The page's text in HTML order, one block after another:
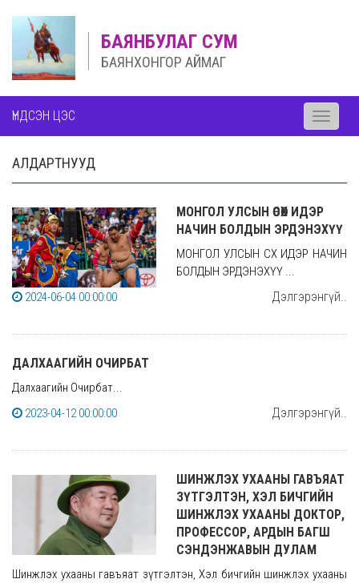
БАЯНБУЛАГ СУМ
БАЯНХОНГОР АЙМАГ
ҮНДСЭН ЦЭС
Toggle
АЛДАРТНУУД
МОНГОЛ УЛСЫН ӨСӨХ ИДЭР
НАЧИН БОЛДЫН ЭРДЭНЭХҮҮ
МОНГОЛ УЛСЫН ӨСӨХ ИДЭР НАЧИН
БОЛДЫН ЭРДЭНЭХҮҮ ...
2024-06-04 00:00:00
Дэлгэрэнгүй..
ДАЛХААГИЙН ОЧИРБАТ
Далхаагийн Очирбат...
2023-04-12 00:00:00
Дэлгэрэнгүй..
ШИНЖЛЭХ УХААНЫ ГАВЪЯАТ
ЗҮТГЭЛТЭН, ХЭЛ БИЧГИЙН
ШИНЖЛЭХ УХААНЫ ДОКТОР,
ПРОФЕССОР, АРДЫН БАГШ
СЭНДЭНЖАВЫН ДУЛАМ
Шинжлэх ухааны гавъяат зүтгэлтэн, Хэл бичгийн шинжлэх ухааны